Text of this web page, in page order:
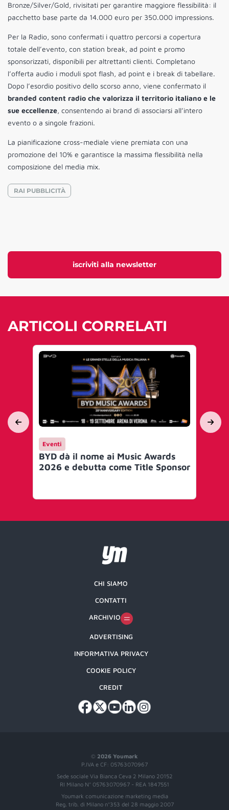
iscriviti alla newsletter
Bronze/Silver/Gold, rivisitati per garantire maggiore flessibilità: il
pacchetto base parte da 14.000 euro per 350.000 impressions.
Per la Radio, sono confermati i quattro percorsi a copertura
totale dell’evento, con station break, ad point e promo
sponsorizzati, disponibili per altrettanti clienti. Completano
l’offerta audio i moduli spot flash, ad point e i break di tabellare.
Dopo l’esordio positivo dello scorso anno, viene confermato il
branded content radio che valorizza il territorio italiano e le
sue eccellenze, consentendo ai brand di associarsi all’intero
evento o a singole frazioni.
La pianificazione cross-mediale viene premiata con una
promozione del 10% e garantisce la massima flessibilità nella
composizione del media mix.
RAI PUBBLICITÀ
ARTICOLI CORRELATI
Eventi
BYD dà il nome ai Music Awards
2026 e debutta come Title Sponsor
© 2026 Youmark
P.IVA e CF: 05763070967
Sede sociale Via Bianca Ceva 2 Milano 20152
RI Milano N° 05763070967 - REA 1847551
Youmark comunicazione marketing media
Reg. trib. di Milano n°353 del 28 maggio 2007
CHI SIAMO
CONTATTI
ARCHIVIO
ADVERTISING
INFORMATIVA PRIVACY
COOKIE POLICY
CREDIT